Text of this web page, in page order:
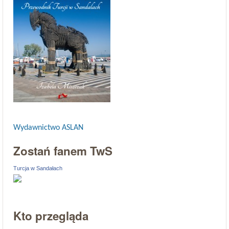
Wydawnictwo ASLAN
Zostań fanem TwS
Turcja w Sandałach
Kto przegląda